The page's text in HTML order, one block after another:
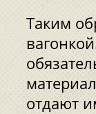
Таким
отдают